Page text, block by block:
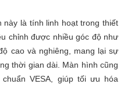
này là tính linh hoạt trong thiết
chỉnh được nhiều góc độ như
cao và nghiêng, mang lại sự
thời gian dài. Màn hình cũng
VESA, giúp tối ưu hóa